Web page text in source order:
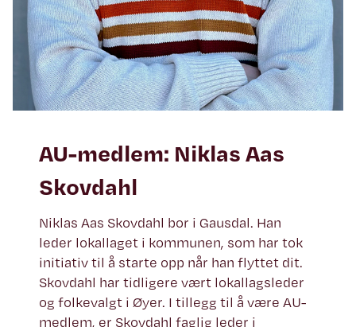
AU-medlem: Niklas Aas
Skovdahl
Niklas Aas Skovdahl bor i Gausdal. Han
leder lokallaget i kommunen, som har tok
initiativ til å starte opp når han flyttet dit.
Skovdahl har tidligere vært lokallagsleder
og folkevalgt i Øyer. I tillegg til å være AU-
medlem, er Skovdahl faglig leder i